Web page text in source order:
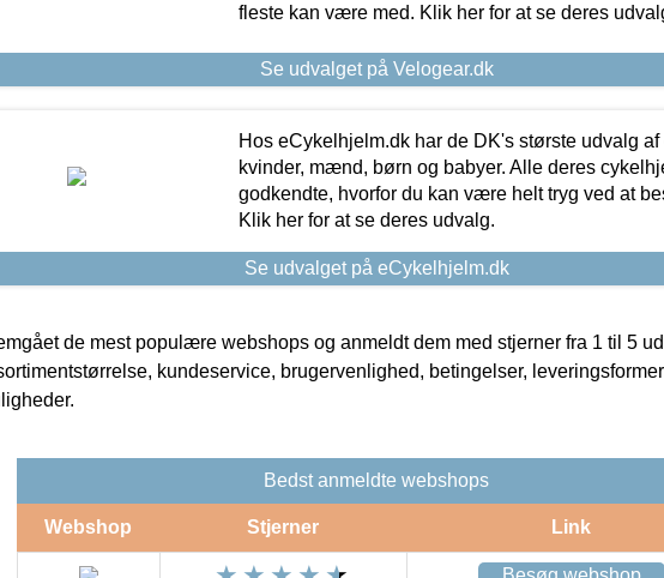
fleste kan være med. Klik her for at se deres
Se udvalget på Velogear.dk
Hos eCykelhjelm.dk har de DK's største udvalg af
kvinder, mænd, børn og babyer. Alle deres
godkendte, hvorfor du kan være helt tryg ved at
Klik her for at se deres udvalg.
Se udvalget på eCykelhjelm.dk
de mest populære webshops og anmeldt dem med stjerner fra 1 til 5
kundeservice, brugervenlighed, betingelser,
Bedst anmeldte webshops
Webshop Stjerner Link